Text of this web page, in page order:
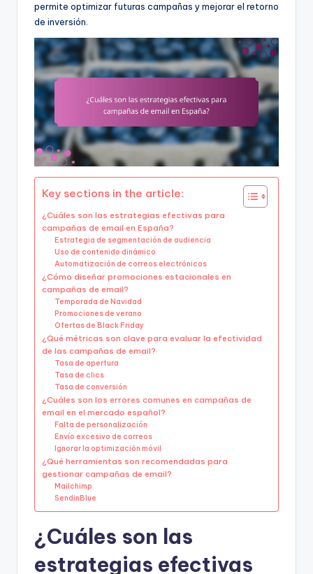
permite optimizar futuras campañas y mejorar el retorno
de inversión.
Key sections in the article:
¿Cuáles son las estrategias efectivas para
campañas de email en España?
Estrategia de segmentación de audiencia
Uso de contenido dinámico
Automatización de correos electrónicos
¿Cómo diseñar promociones estacionales en
campañas de email?
Temporada de Navidad
Promociones de verano
Ofertas de Black Friday
¿Qué métricas son clave para evaluar la efectividad
de las campañas de email?
Tasa de apertura
Tasa de clics
Tasa de conversión
¿Cuáles son los errores comunes en campañas de
email en el mercado español?
Falta de personalización
Envío excesivo de correos
Ignorar la optimización móvil
¿Qué herramientas son recomendadas para
gestionar campañas de email?
Mailchimp
SendinBlue
¿Cuáles son las
estrategias efectivas